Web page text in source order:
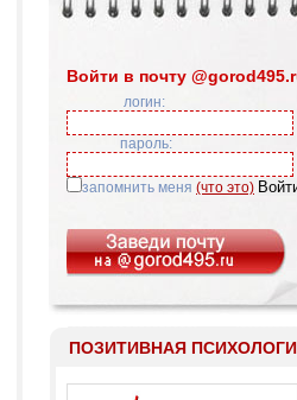
Войти в почту
логин:
пароль:
запомнить меня (что это)
ПОЗИТИВНАЯ